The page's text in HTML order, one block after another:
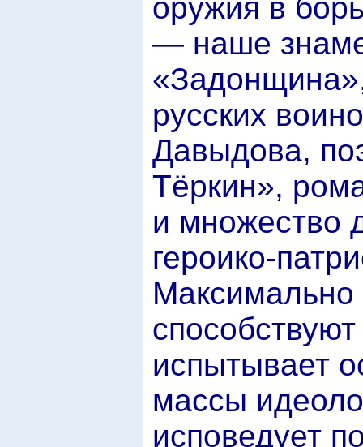
оружия в
— наше
русских
Давыдова,
Тёркин»,
и множество
героико-
Максимально
испытывает
массы
исповедует